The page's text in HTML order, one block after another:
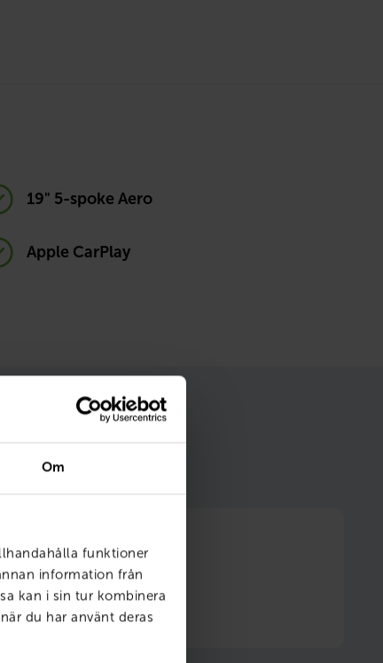
Om
funktioner
information från
kan i sin tur kombinera
du har använt deras
19" 5-spoke Aero
Apple CarPlay
ditt bilägande
fri försäkring